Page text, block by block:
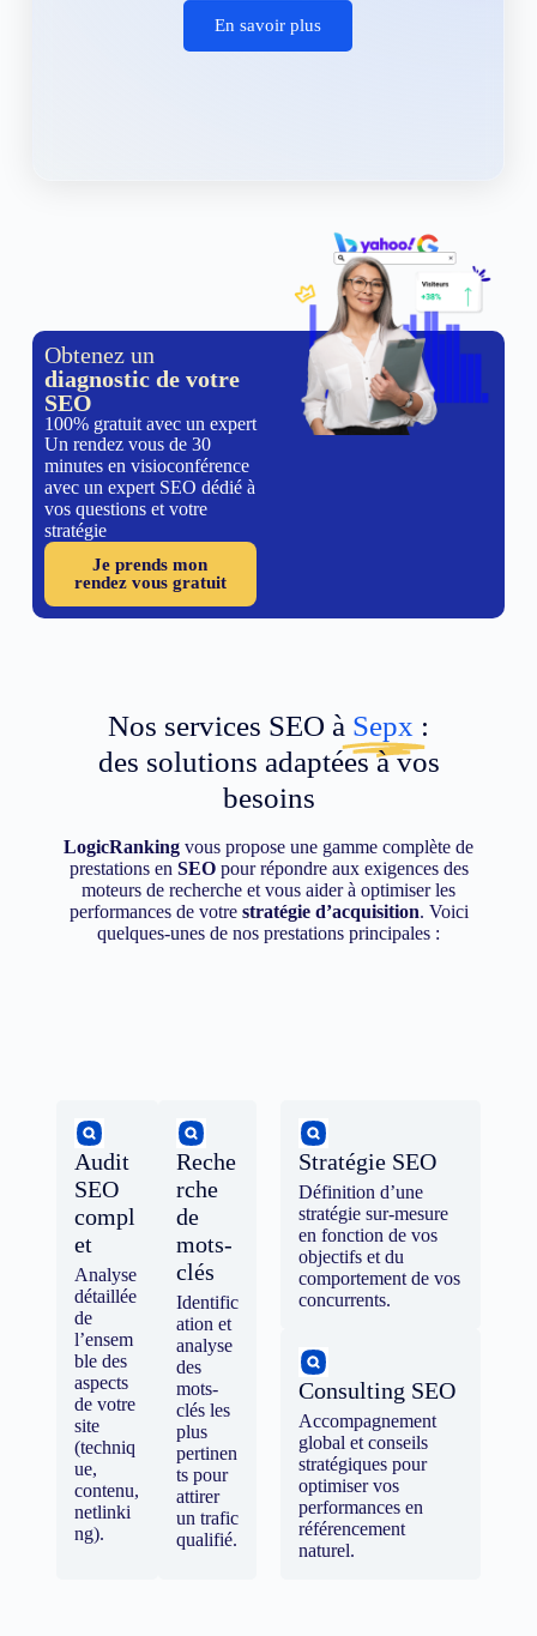
En savoir plus
Obtenez un
diagnostic de votre
SEO
100% gratuit avec un expert
Un rendez vous de 30
minutes en visioconférence
avec un expert SEO dédié à
vos questions et votre
stratégie
Je prends mon
rendez vous gratuit
Nos services SEO à Sepx :
des solutions adaptées à vos
besoins
LogicRanking vous propose une gamme complète de
prestations en SEOpour répondre aux exigences des
moteurs de recherche et vous aider à optimiser les
performances de votre stratégie d’acquisition. Voici
quelques-unes de nos prestations principales :
Audit
SEO
compl
et
Analyse
détaillée
de
l’ensem
ble des
aspects
de votre
site
(techniq
ue,
contenu,
netlinki
ng).
Reche
rche
de
mots-
clés
Identific
ation et
analyse
des
mots-
clés les
plus
pertinen
ts pour
attirer
un trafic
qualifié.
Stratégie SEO
Définition d’une
stratégie sur-mesure
en fonction de vos
objectifs et du
comportement de vos
concurrents.
Consulting SEO
Accompagnement
global et conseils
stratégiques pour
optimiser vos
performances en
référencement
naturel.